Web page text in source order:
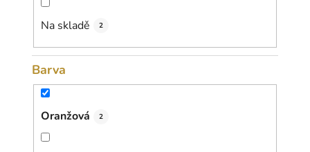
ů
Na skladě 2
Barva
Oranžová 2